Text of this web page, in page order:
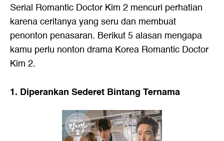
Serial Romantic Doctor Kim 2 mencuri perhatian
karena ceritanya yang seru dan membuat
penonton penasaran. Berikut 5 alasan mengapa
kamu perlu nonton drama Korea Romantic Doctor
Kim 2.
1. Diperankan Sederet Bintang Ternama